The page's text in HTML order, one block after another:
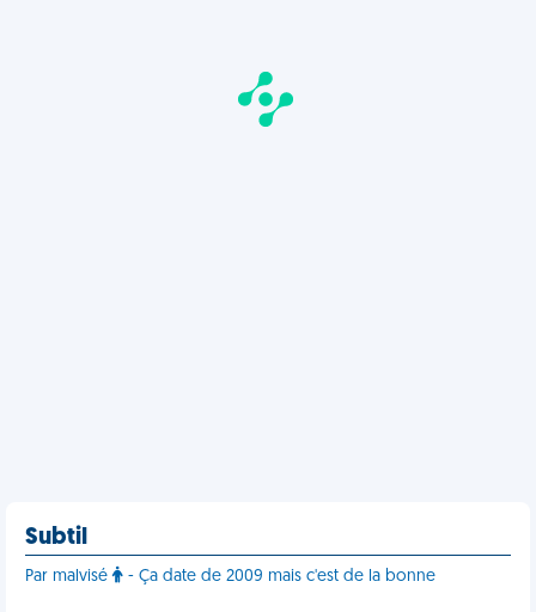
Subtil
Par malvisé - Ça date de 2009 mais c'est de la bonne